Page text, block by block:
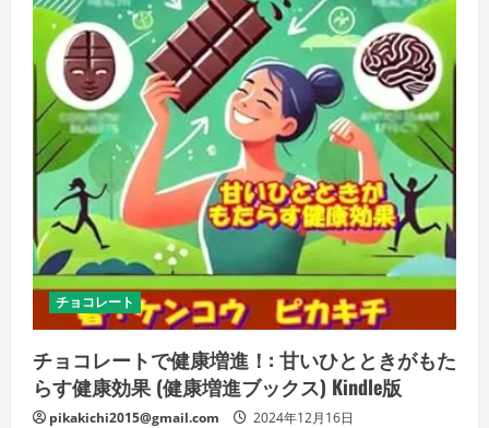
チョコレート
チョコレートで健康増進！: 甘いひとときがもた
らす健康効果 (健康増進ブックス) Kindle版
pikakichi2015@gmail.com 2024年12月16日